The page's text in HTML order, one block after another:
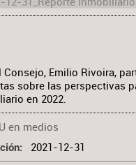
Consejo, Emilio Rivoira,
sobre las perspectivas
en 2022.
en medios
2021-12-31